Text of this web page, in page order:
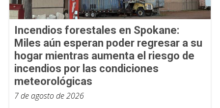
Incendios forestales en Spokane:
Miles aún esperan poder regresar a su
hogar mientras aumenta el riesgo de
incendios por las condiciones
meteorológicas
7 de agosto de 2026